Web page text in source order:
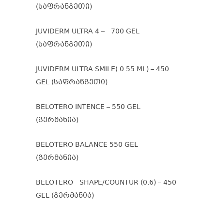
(საფრანგეთი)
JUVIDERM ULTRA 4 – 700 GEL
(საფრანგეთი)
JUVIDERM ULTRA SMILE( 0.55 ML) – 450
GEL (საფრანგეთი)
BELOTERO INTENCE – 550 GEL
(გერმანია)
BELOTERO BALANCE 550 GEL
(გერმანია)
BELOTERO SHAPE/COUNTUR (0.6) – 450
GEL (გერმანია)